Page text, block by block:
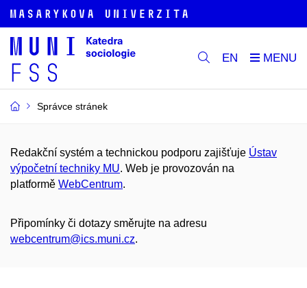
EN
Správce stránek
Redakční systém a technickou podporu zajišťuje Ústav
výpočetní techniky MU. Web je provozován na
platformě WebCentrum.
Připomínky či dotazy směrujte na adresu
webcentrum@ics.muni.cz.